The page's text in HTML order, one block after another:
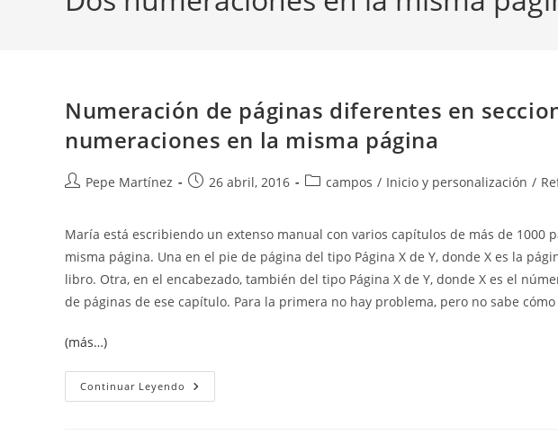
Numeración de páginas diferentes en
numeraciones en la misma página
Autor
entrada:
Pepe Martínez
Publicación
entrada:
26 abril, 2016
Categoría
entrada:
campos / Inicio y personalización /
María está escribiendo un extenso manual con varios capítulos de más de 1000
misma página. Una en el pie de página del tipo Página X de Y, donde X es la
libro. Otra, en el encabezado, también del tipo Página X de Y, donde X es el
de páginas de ese capítulo. Para la primera no hay problema, pero no sabe
(más…)
Continuar Leyendo Numeración
De